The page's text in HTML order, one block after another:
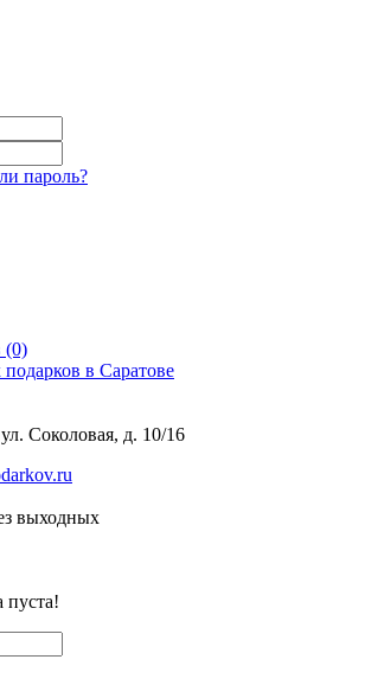
пароль?
(0)
Соколовая, д. 10/16
выходных
пуста!